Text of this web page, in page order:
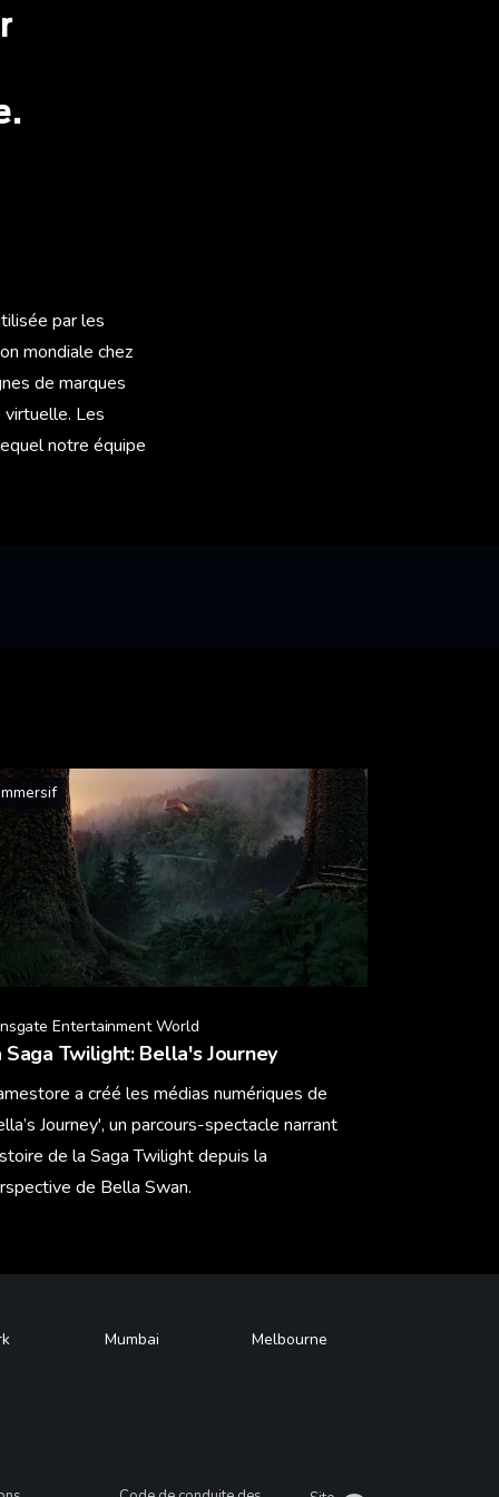
par les
mondiale chez
de marques
virtuelle. Les
notre équipe
Entertainment World
Saga Twilight: Bella's Journey
a créé les médias numériques de
Journey', un parcours-spectacle narrant
de la Saga Twilight depuis la
de Bella Swan.
Mumbai Melbourne